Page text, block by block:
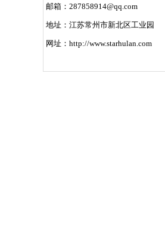
邮箱：287858914@qq.com
地址：江苏常州市新北区工业园
网址：http://www.starhulan.com